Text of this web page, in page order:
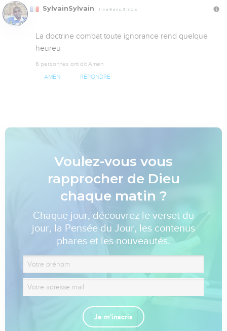
SylvainSylvain Il y a 6 ans, 3 mois
La doctrine combat toute ignorance rend quelque
heureu
6 personnes ont dit Amen
AMEN RÉPONDRE
Voulez-vous vous
rapprocher de Dieu
chaque matin ?
Chaque jour, découvrez le verset du
jour, la Pensée du Jour, les contenus
phares et les nouveautés.
Je m'inscris